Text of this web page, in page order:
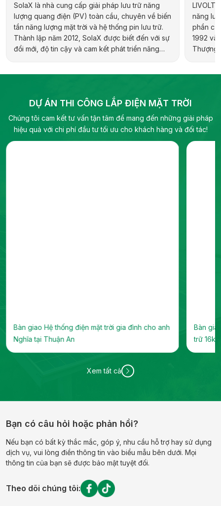
SolaX là nhà cung cấp giải pháp lưu trữ năng
lượng quang điện (PV) toàn cầu, chuyên về biến
tần năng lượng mặt trời và hệ thống pin lưu trữ.
Thành lập năm 2012, SolaX được biết đến với sự
đổi mới, độ tin cậy và cam kết phát triển năng
năng
phần
1992 và
Thượng
DỰ ÁN THI CÔNG LẮP ĐIỆN MẶT TRỜI
Chúng tôi cam kết tư vấn tận tâm để mang đến những giải pháp
hiệu quả với chi phí đầu tư tối ưu cho khách hàng và đối tác!
anh
Bàn giao hệ thống điện mặt trời Hybrid 8kW lưu
trữ 16kWh tại Phường Chợ Lớn, TP. Hồ Chí...
Xem tất cả
Bạn có câu hỏi hoặc phản hồi?
Nếu bạn có bất kỳ thắc mắc, góp ý, nhu cầu hỗ trợ hay sử dụng
dịch vụ, vui lòng điền thông tin vào biểu mẫu bên dưới. Mọi
thông tin của bạn sẽ được bảo mật tuyệt đối.
Theo dõi chúng tôi: